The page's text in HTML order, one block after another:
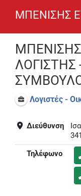
ΜΠΕΝΙΣΗΣ
ΛΟΓΙΣΤΗΣ
Λογιστές -
Διεύθυνση
Τηλέφωνο